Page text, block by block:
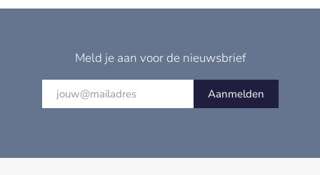
Meld je aan voor de nieuwsbrief
Aanmelden